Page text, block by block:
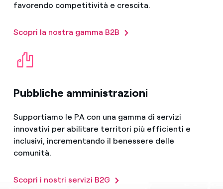
favorendo competitività e crescita.
Scopri la nostra gamma B2B
Pubbliche amministrazioni
Supportiamo le PA con una gamma di servizi
innovativi per abilitare territori più efficienti e
inclusivi, incrementando il benessere delle
comunità.
Scopri i nostri servizi B2G